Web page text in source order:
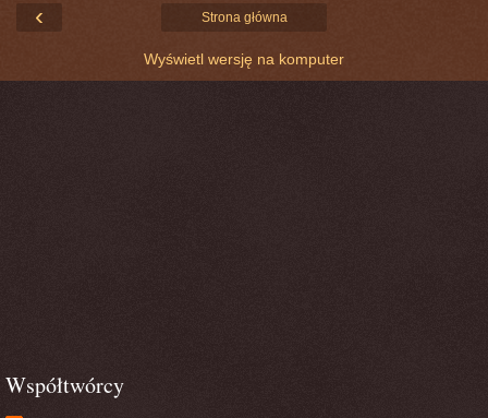
‹ Strona główna
Wyświetl wersję na komputer
Współtwórcy